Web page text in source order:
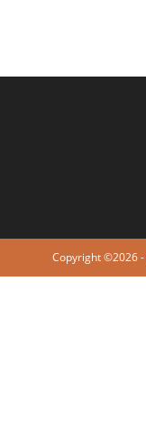
Copyright ©2026